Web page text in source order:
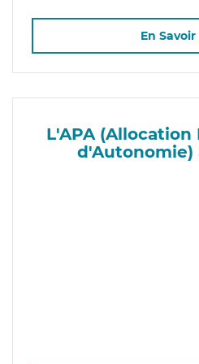
En Savoir
L'APA (Allocation
d'Autonomie)